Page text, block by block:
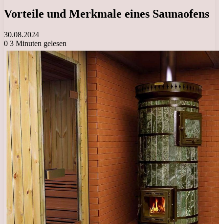
Vorteile und Merkmale eines Saunaofens
30.08.2024
0 3 Minuten gelesen